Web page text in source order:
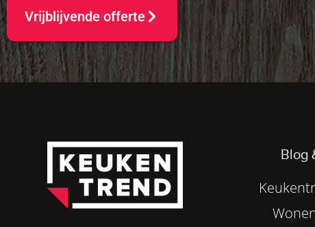
Vrijblijvende offerte
Blog